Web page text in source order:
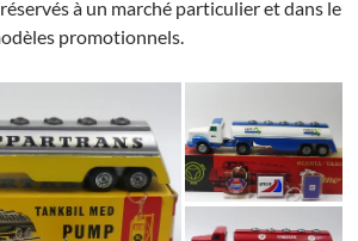
à un marché particulier et dans le
promotionnels.